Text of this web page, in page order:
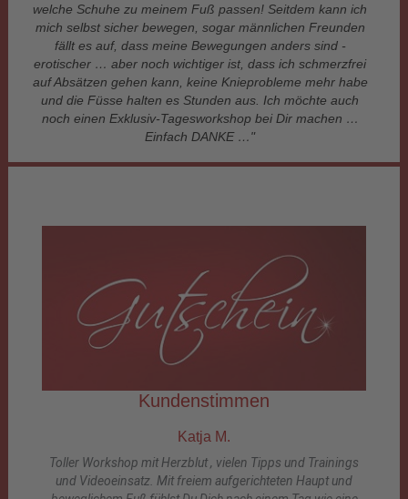
welche Schuhe zu meinem Fuß passen! Seitdem kann ich
mich selbst sicher bewegen, sogar männlichen Freunden
fällt es auf, dass meine Bewegungen anders sind -
erotischer … aber noch wichtiger ist, dass ich schmerzfrei
auf Absätzen gehen kann, keine Knieprobleme mehr habe
und die Füsse halten es Stunden aus. Ich möchte auch
noch einen Exklusiv-Tagesworkshop bei Dir machen …
Einfach DANKE …"
Kundenstimmen
Katja M.
Toller Workshop mit Herzblut , vielen Tipps und Trainings
und Videoeinsatz. Mit freiem aufgerichteten Haupt und